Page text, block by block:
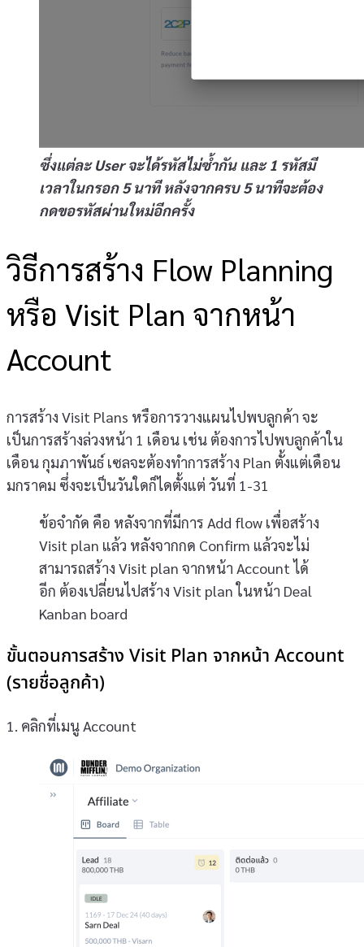
ซึ่งแต่ละ User จะได้รหัสไม่ซ้ำกัน และ 1 รหัสมี
เวลาในกรอก 5 นาที หลังจากครบ 5 นาทีจะต้อง
กดขอรหัสผ่านใหม่อีกครั้ง
วิธีการสร้าง Flow Planning
หรือ Visit Plan จากหน้า
Account
การสร้าง Visit Plans หรือการวางแผนไปพบลูกค้า จะ
เป็นการสร้างล่วงหน้า 1 เดือน เช่น ต้องการไปพบลูกค้าใน
เดือน กุมภาพันธ์ เซลจะต้องทำการสร้าง Plan ตั้งแต่เดือน
มกราคม ซึ่งจะเป็นวันใดก็ไดตั้งแต่ วันที่ 1-31
ข้อจำกัด คือ หลังจากที่มีการ Add flow เพื่อสร้าง
Visit plan แล้ว หลังจากกด Confirm แล้วจะไม่
สามารถสร้าง Visit plan จากหน้า Account ได้
อีก ต้องเปลี่ยนไปสร้าง Visit plan ในหน้า Deal
Kanban board
ขั้นตอนการสร้าง Visit Plan จากหน้า Account
(รายชื่อลูกค้า)
1. คลิกที่เมนู Account